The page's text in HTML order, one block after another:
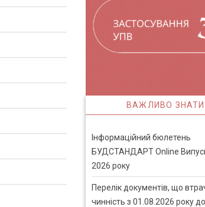
ВАЖЛИВО ЗНАТИ
Інформаційний бюлетень
БУДСТАНДАРТ Online
2026 року
Перелік документів, що
чинність з 01.08.2026 року до